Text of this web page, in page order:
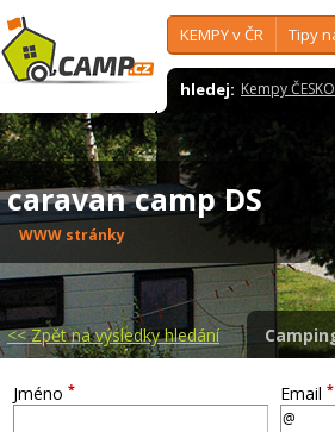
KEMPY v ČR Tipy
hledej: Kempy ČESKO
caravan camp DS
WWW stránky
<<Zpět na výsledky hledání
Jméno * Email *